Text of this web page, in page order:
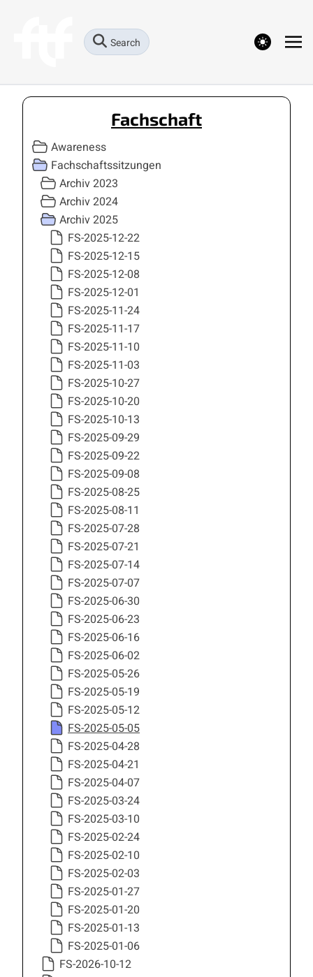
Search theme switcher
Fachschaft
Awareness
Fachschaftssitzungen
Archiv 2023
Archiv 2024
Archiv 2025
FS-2025-12-22
FS-2025-12-15
FS-2025-12-08
FS-2025-12-01
FS-2025-11-24
FS-2025-11-17
FS-2025-11-10
FS-2025-11-03
FS-2025-10-27
FS-2025-10-20
FS-2025-10-13
FS-2025-09-29
FS-2025-09-22
FS-2025-09-08
FS-2025-08-25
FS-2025-08-11
FS-2025-07-28
FS-2025-07-21
FS-2025-07-14
FS-2025-07-07
FS-2025-06-30
FS-2025-06-23
FS-2025-06-16
FS-2025-06-02
FS-2025-05-26
FS-2025-05-19
FS-2025-05-12
FS-2025-05-05
FS-2025-04-28
FS-2025-04-21
FS-2025-04-07
FS-2025-03-24
FS-2025-03-10
FS-2025-02-24
FS-2025-02-10
FS-2025-02-03
FS-2025-01-27
FS-2025-01-20
FS-2025-01-13
FS-2025-01-06
FS-2026-10-12